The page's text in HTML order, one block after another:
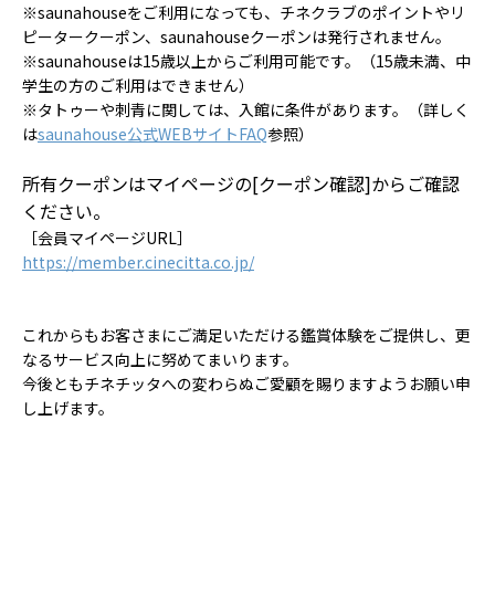
※saunahouseをご利用になっても、チネクラブのポイントやリ
ピータークーポン、 saunahouseクーポンは発行されません。
※saunahouseは15歳以上からご利用可能です。（15歳未満、中
学生の方のご利用はできません）
※タトゥーや刺青に関しては、入館に条件があります。（詳しく
はsaunahouse公式WEBサイトFAQ参照）
所有クーポンはマイページの[クーポン確認]からご確認
ください。
［会員マイページURL］
https://member.cinecitta.co.jp/
これからもお客さまにご満足いただける鑑賞体験をご提供し、更
なるサービス向上に努めてまいります。
今後ともチネチッタへの変わらぬご愛顧を賜りますようお願い申
し上げます。